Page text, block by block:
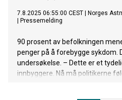
7.8.2025 06:55:00 CEST
Norges
Pressemelding
90 prosent av befolkningen
penger på å forebygge sykdom.
undersøkelse. – Dette er et
innbyggere. Nå må politikerne